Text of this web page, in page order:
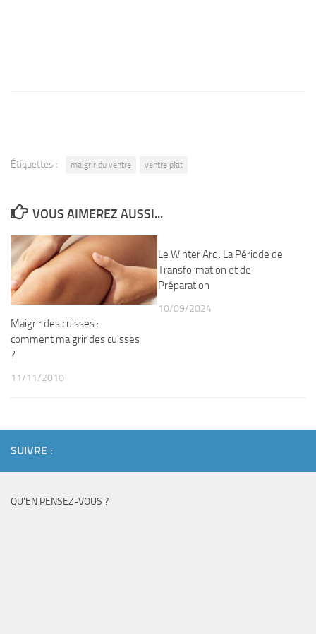
Étiquettes : maigrir du ventre ventre plat
VOUS AIMEREZ AUSSI...
Maigrir des cuisses :
comment maigrir des cuisses
?
11/11/2010
Le Winter Arc : La Période de
Transformation et de
Préparation
10/09/2024
SUIVRE :
QU’EN PENSEZ-VOUS ?